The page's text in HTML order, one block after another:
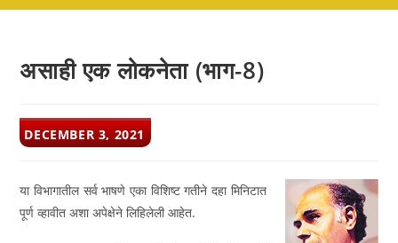
असाही एक लोकनेता (भाग-8)
POST
PUBLISHED:
DECEMBER 3, 2021
या विभागातील सर्व भाषणे एका विशिष्ट गतीने दहा मिनिटात
पूर्ण व्हावीत अशा अपेक्षेने लिहिलेली आहेत.